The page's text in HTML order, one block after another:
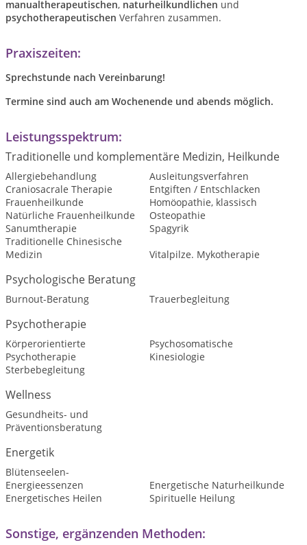
manualtherapeutischen, naturheilkundlichen und
psychotherapeutischen Verfahren zusammen.
Praxiszeiten:
Sprechstunde nach Vereinbarung!
Termine sind auch am Wochenende und abends möglich.
Leistungsspektrum:
Traditionelle und komplementäre Medizin, Heilkunde
Allergiebehandlung
Ausleitungsverfahren
Craniosacrale Therapie
Entgiften / Entschlacken
Frauenheilkunde
Homöopathie, klassisch
Natürliche Frauenheilkunde
Osteopathie
Sanumtherapie
Spagyrik
Traditionelle Chinesische
Medizin
Vitalpilze. Mykotherapie
Psychologische Beratung
Burnout-Beratung Trauerbegleitung
Psychotherapie
Körperorientierte
Psychotherapie
Psychosomatische
Kinesiologie
Sterbebegleitung
Wellness
Gesundheits- und
Präventionsberatung
Energetik
Blütenseelen-
Energieessenzen
Energetische Naturheilkunde
Energetisches Heilen
Spirituelle Heilung
Sonstige, ergänzenden Methoden: